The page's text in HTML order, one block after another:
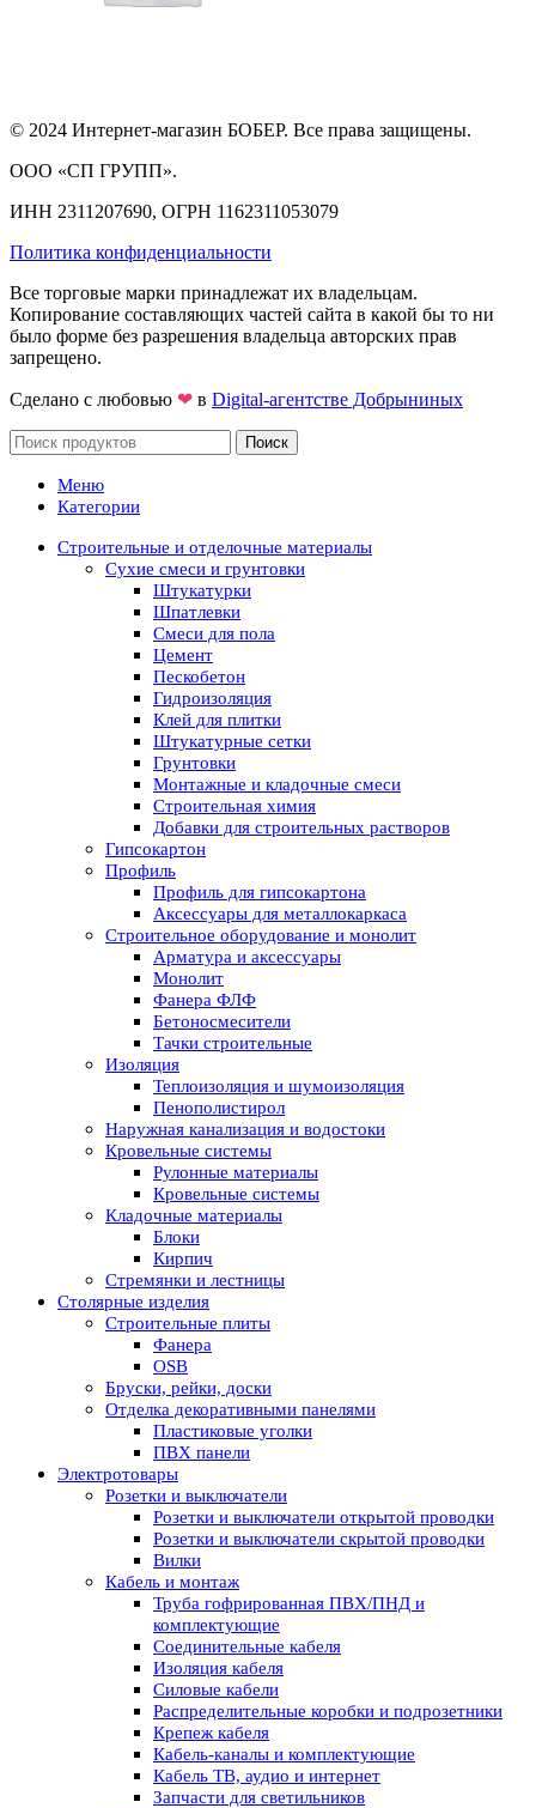
© 2024 Интернет-магазин БОБЕР. Все права защищены.
ООО «СП ГРУПП».
ИНН 2311207690, ОГРН 1162311053079
Политика конфиденциальности
Все торговые марки принадлежат их владельцам.
Копирование составляющих частей сайта в какой бы то ни
было форме без разрешения владельца авторских прав
запрещено.
Сделано с любовью ❤ в Digital-агентстве Добрыниных
Поиск
Меню
Категории
Строительные и отделочные материалы
Сухие смеси и грунтовки
Штукатурки
Шпатлевки
Смеси для пола
Цемент
Пескобетон
Гидроизоляция
Клей для плитки
Штукатурные сетки
Грунтовки
Монтажные и кладочные смеси
Строительная химия
Добавки для строительных растворов
Гипсокартон
Профиль
Профиль для гипсокартона
Аксессуары для металлокаркаса
Строительное оборудование и монолит
Арматура и аксессуары
Монолит
Фанера ФЛФ
Бетоносмесители
Тачки строительные
Изоляция
Теплоизоляция и шумоизоляция
Пенополистирол
Наружная канализация и водостоки
Кровельные системы
Рулонные материалы
Кровельные системы
Кладочные материалы
Блоки
Кирпич
Стремянки и лестницы
Столярные изделия
Строительные плиты
Фанера
OSB
Бруски, рейки, доски
Отделка декоративными панелями
Пластиковые уголки
ПВХ панели
Электротовары
Розетки и выключатели
Розетки и выключатели открытой проводки
Розетки и выключатели скрытой проводки
Вилки
Кабель и монтаж
Труба гофрированная ПВХ/ПНД и
комплектующие
Соединительные кабеля
Изоляция кабеля
Силовые кабели
Распределительные коробки и подрозетники
Крепеж кабеля
Кабель-каналы и комплектующие
Кабель ТВ, аудио и интернет
Запчасти для светильников